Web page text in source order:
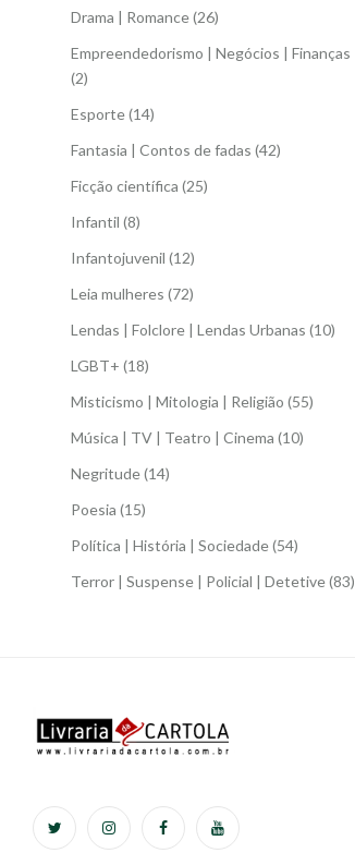
Drama | Romance(26)
Empreendedorismo | Negócios | Finanças
(2)
Esporte(14)
Fantasia | Contos de fadas (42)
Ficção científica (25)
Infantil (8)
Infantojuvenil (12)
Leia mulheres (72)
Lendas | Folclore | Lendas Urbanas (10)
LGBT+ (18)
Misticismo | Mitologia | Religião (55)
Música | TV | Teatro | Cinema (10)
Negritude(14)
Poesia (15)
Política | História | Sociedade(54)
Terror | Suspense | Policial | Detetive(83)